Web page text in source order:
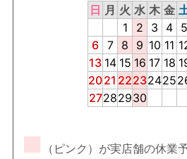
日 月 火 水 木 金
1
2 3 4 5
6 7 8 9 10 11
13 14 15 16 17 18
2021 22232425
27282930
■
（ピンク）が実店舗の休業